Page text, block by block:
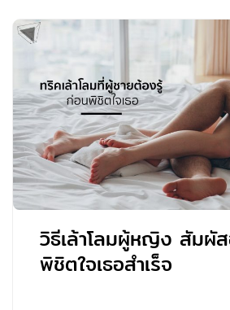
วิธีเล้าโลมผู้หญิง สัมผัส
พิชิตใจเธอสำเร็จ